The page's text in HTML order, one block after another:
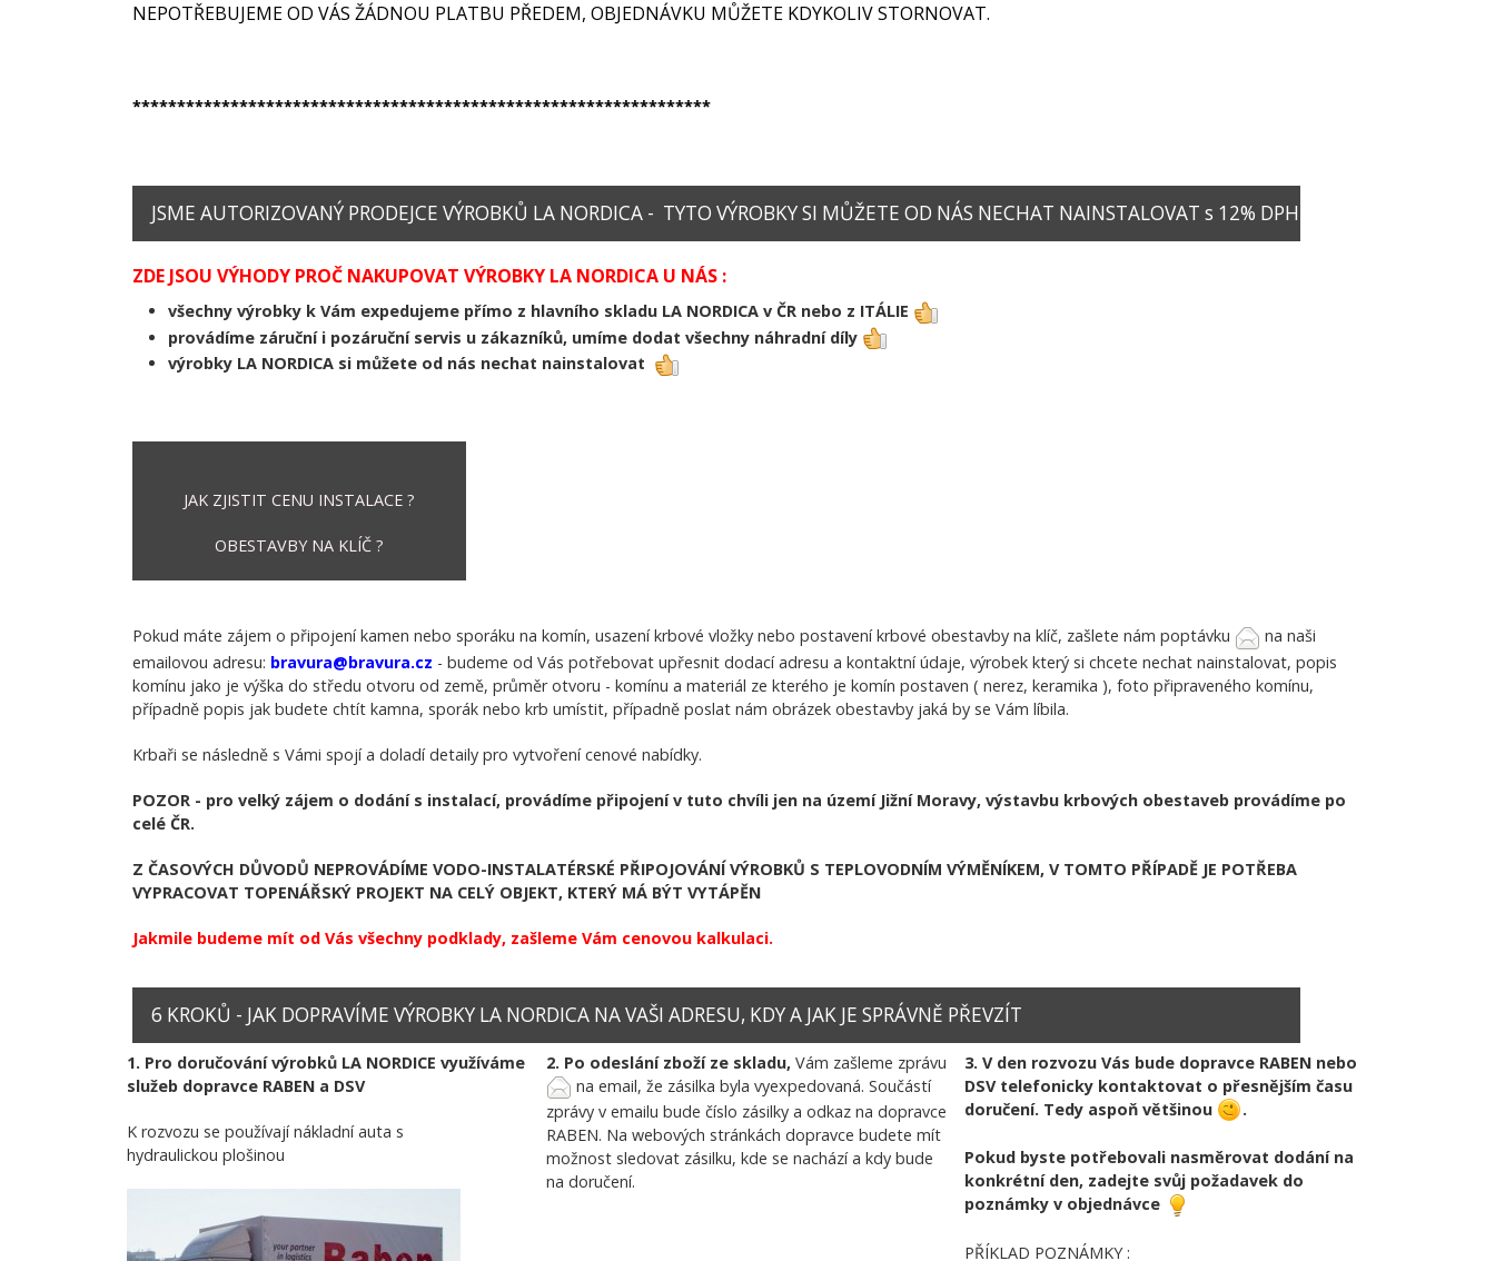
NEPOTŘEBUJEME OD VÁS ŽÁDNOU PLATBU PŘEDEM, OBJEDNÁVKU MŮŽETE KDYKOLIV STORNOVAT.
*****************************************************************
JSME AUTORIZOVANÝ PRODEJCE VÝROBKŮ LA NORDICA - TYTO VÝROBKY SI MŮŽETE OD NÁS NECHAT NAINSTALOVAT s 12% DPH
ZDE JSOU VÝHODY PROČ NAKUPOVAT VÝROBKY LA NORDICA U NÁS :
všechny výrobky k Vám expedujeme přímo z hlavního skladu LA NORDICA v ČR nebo z ITÁLIE
provádíme záruční i pozáruční servis u zákazníků, umíme dodat všechny náhradní díly
výrobky LA NORDICA si můžete od nás nechat nainstalovat
JAK ZJISTIT CENU INSTALACE ?
OBESTAVBY NA KLÍČ ?
Pokud máte zájem o připojení kamen nebo sporáku na komín, usazení krbové vložky nebo postavení krbové obestavby na klíč, zašlete nám poptávku
na naši
emailovou adresu: bravura@bravura.cz - budeme od Vás potřebovat upřesnit dodací adresu a kontaktní údaje, výrobek který si chcete nechat nainstalovat, popis
komínu jako je výška do středu otvoru od země, průměr otvoru - komínu a materiál ze kterého je komín postaven ( nerez, keramika ), foto připraveného komínu,
případně popis jak budete chtít kamna, sporák nebo krb umístit, případně poslat nám obrázek obestavby jaká by se Vám líbila.
Krbaři se následně s Vámi spojí a doladí detaily pro vytvoření cenové nabídky.
POZOR - pro velký zájem o dodání s instalací, provádíme připojení v tuto chvíli jen na území Jižní Moravy, výstavbu krbových obestaveb provádíme po
celé ČR.
Z ČASOVÝCH DŮVODŮ NEPROVÁDÍME VODO-INSTALATÉRSKÉ PŘIPOJOVÁNÍ VÝROBKŮ S TEPLOVODNÍM VÝMĚNÍKEM, V TOMTO PŘÍPADĚ JE POTŘEBA
VYPRACOVAT TOPENÁŘSKÝ PROJEKT NA CELÝ OBJEKT, KTERÝ MÁ BÝT VYTÁPĚN
Jakmile budeme mít od Vás všechny podklady, zašleme Vám cenovou kalkulaci.
6 KROKŮ - JAK DOPRAVÍME VÝROBKY LA NORDICA NA VAŠI ADRESU, KDY A JAK JE SPRÁVNĚ PŘEVZÍT
1. Pro doručování výrobků LA NORDICE využíváme
služeb dopravce RABEN a DSV
K rozvozu se používají nákladní auta s
hydraulickou plošinou
2. Po odeslání zboží ze skladu, Vám zašleme zprávu
na email, že zásilka byla vyexpedovaná. Součástí
zprávy v emailu bude číslo zásilky a odkaz na dopravce
RABEN. Na webových stránkách dopravce budete mít
možnost sledovat zásilku, kde se nachází a kdy bude
na doručení.
3. V den rozvozu Vás bude dopravce RABEN nebo
DSV telefonicky kontaktovat o přesnějším času
doručení. Tedy aspoň většinou
.
Pokud byste potřebovali nasměrovat dodání na
konkrétní den, zadejte svůj požadavek do
poznámky v objednávce
PŘÍKLAD POZNÁMKY :